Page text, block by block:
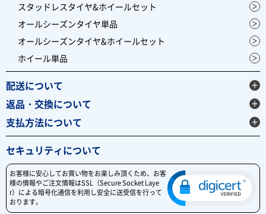
スタッドレスタイヤ&ホイールセット
オールシーズンタイヤ単品
オールシーズンタイヤ&ホイールセット
ホイール単品
配送について
返品・交換について
支払方法について
セキュリティについて
お客様に安心してお買い物をお楽しみ頂くため、お客
様の情報やご注文情報はSSL（Secure Socket Laye
r）による暗号化通信を利用し安全に送受信を行って
おります。